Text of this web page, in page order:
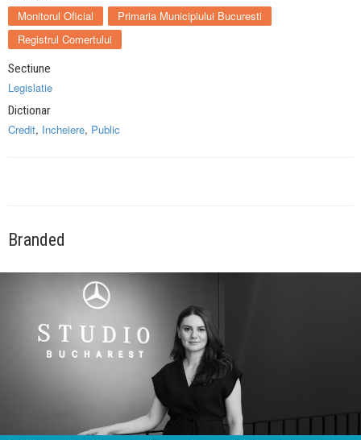
Monitorul Oficial
Primaria Municipiului Bucuresti
Registrul Comertului
Sectiune
Legislatie
Dictionar
Credit, Incheiere, Public
Branded